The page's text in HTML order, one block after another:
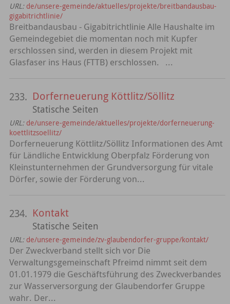
URL: de/unsere-gemeinde/aktuelles/projekte/breitbandausbau-
gigabitrichtlinie/
Breitbandausbau - Gigabitrichtlinie Alle Haushalte im
Gemeindegebiet die momentan noch mit Kupfer
erschlossen sind, werden in diesem Projekt mit
Glasfaser ins Haus (FTTB) erschlossen. ...
233. Dorferneuerung Köttlitz/Söllitz
Statische Seiten
URL: de/unsere-gemeinde/aktuelles/projekte/dorferneuerung-
koettlitzsoellitz/
Dorferneuerung Köttlitz/Söllitz Informationen des Amt
für Ländliche Entwicklung Oberpfalz Förderung von
Kleinstunternehmen der Grundversorgung für vitale
Dörfer, sowie der Förderung von...
234. Kontakt
Statische Seiten
URL: de/unsere-gemeinde/zv-glaubendorfer-gruppe/kontakt/
Der Zweckverband stellt sich vor Die
Verwaltungsgemeinschaft Pfreimd nimmt seit dem
01.01.1979 die Geschäftsführung des Zweckverbandes
zur Wasserversorgung der Glaubendorfer Gruppe
wahr. Der...